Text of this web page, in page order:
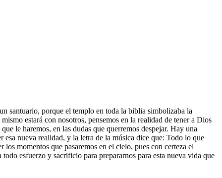
santuario, porque el templo en toda la biblia simbolizaba la
estará con nosotros, pensemos en la realidad de tener a Dios
le haremos, en las dudas que querremos despejar. Hay una
nueva realidad, y la letra de la música dice que: Todo lo que
momentos que pasaremos en el cielo, pues con certeza el
esfuerzo y sacrificio para prepararnos para esta nueva vida que